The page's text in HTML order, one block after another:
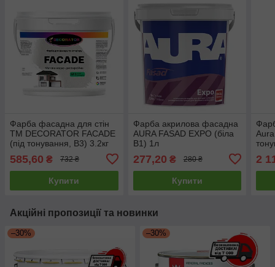
Фарба фасадна для стін
TM DECORATOR FACADE
(під тонування, В3) 3.2кг
585,60 ₴ 732 ₴
Купити
Фарба акрилова фасадна
AURA FASAD EXPO (біла
В1) 1л
277,20 ₴ 280 ₴
Купити
2
Акційні пропозиції та новинки
–30% –30%